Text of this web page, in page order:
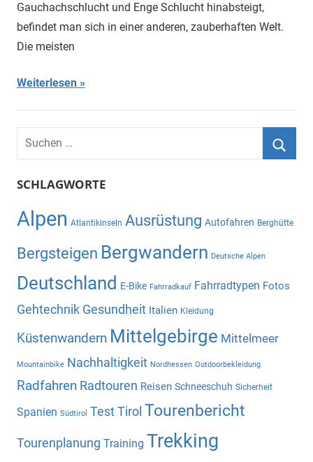
Gauchachschlucht und Enge Schlucht hinabsteigt,
befindet man sich in einer anderen, zauberhaften Welt.
Die meisten
Weiterlesen
Suchen
nach:
SCHLAGWORTE
Alpen Atlantikinseln Ausrüstung Autofahren Berghütte
Bergsteigen Bergwandern Deutsche Alpen
Deutschland E-Bike Fahrradkauf Fahrradtypen Fotos
Gehtechnik Gesundheit Italien Kleidung
Küstenwandern Mittelgebirge Mittelmeer
Mountainbike Nachhaltigkeit Nordhessen Outdoorbekleidung
Radfahren Radtouren Reisen Schneeschuh Sicherheit
Spanien Südtirol TestTirol Tourenbericht
Tourenplanung Training Trekking